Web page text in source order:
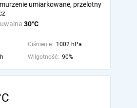
30°C
umiarkowane, przelotny
Ciśnienie: 1002 hPa
Wilgotność: 90%